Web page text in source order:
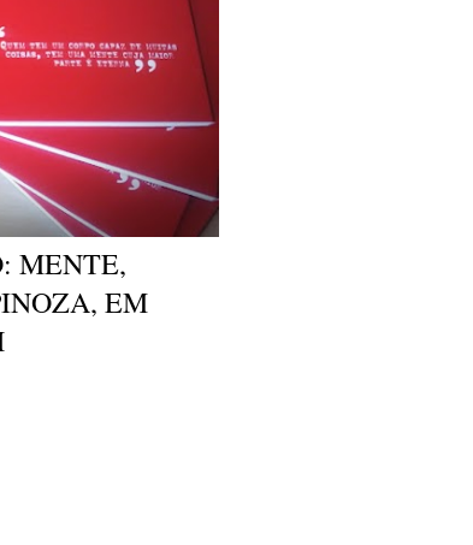
MENTE,
EM